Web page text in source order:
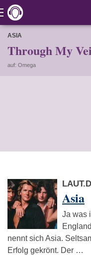
ASIA
Through My
auf: Omega
Asia
Ja was
nennt sich Asia.
Erfolg gekrönt. Der …